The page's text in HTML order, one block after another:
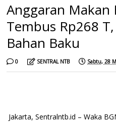
Anggaran Makan
Tembus Rp268
Bahan Baku
0 SENTRAL NTB Sabtu, 28
Jakarta, Sentralntb.id – Waka